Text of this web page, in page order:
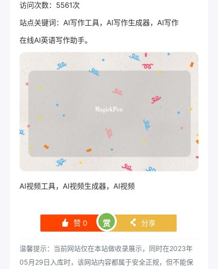
访问次数：5561次
站点关键词：AI写作工具，AI写作生成器，AI写作
在线AI英语写作助手。
AI视频工具，AI视频生成器，AI视频
󰄼 赞 0 赏 󰄯 分享
温馨提示：当前网站仅在本站做收录展示，同时在2023年
05月29日入库时，该网站内容都属于安全正规，但不能保